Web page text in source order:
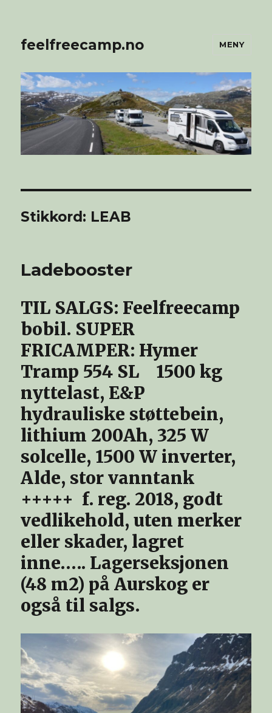
feelfreecamp.no MENY
Stikkord: LEAB
Ladebooster
TIL SALGS: Feelfreecamp
bobil. SUPER
FRICAMPER: Hymer
Tramp 554 SL 1500 kg
nyttelast, E&P
hydrauliske støttebein,
lithium 200Ah, 325 W
solcelle, 1500 W inverter,
Alde, stor vanntank
+++++ f. reg. 2018, godt
vedlikehold, uten merker
eller skader, lagret
inne….. Lagerseksjonen
(48 m2) på Aurskog er
også til salgs.